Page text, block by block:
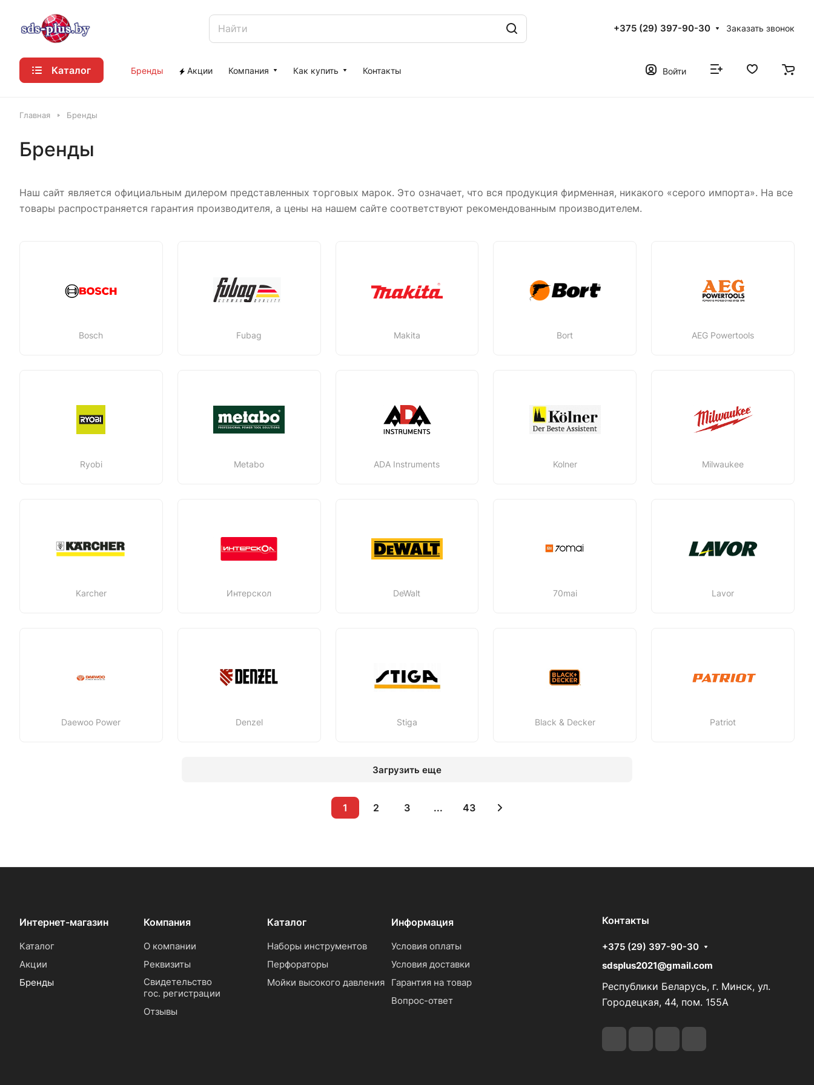
+375 (29) 397-90-30 Заказать звонок
Каталог Бренды Акции Компания Как купить Контакты Войти
Главная Бренды
Бренды
Наш сайт является официальным дилером представленных торговых марок. Это означает, что вся продукция фирменная, никакого «серого импорта». На все
товары распространяется гарантия производителя, а цены на нашем сайте соответствуют рекомендованным производителем.
Bosch Fubag Makita Bort AEG Powertools
Ryobi Metabo ADA Instruments Kolner Milwaukee
Karcher Интерскол DeWalt 70mai Lavor
Daewoo Power Denzel Stiga Black & Decker Patriot
Загрузить еще
1 2 3 ... 43
Интернет-магазин
Каталог
Акции
Бренды
Компания
О компании
Реквизиты
Свидетельство
гос. регистрации
Отзывы
Каталог
Наборы инструментов
Перфораторы
Мойки высокого давления
Информация
Условия оплаты
Условия доставки
Гарантия на товар
Вопрос-ответ
Контакты
+375 (29) 397-90-30
sdsplus2021@gmail.com
Республики Беларусь, г. Минск, ул.
Городецкая, 44, пом. 155А